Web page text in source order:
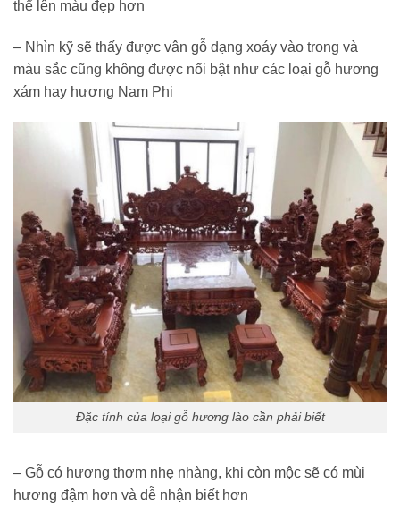
thể lên màu đẹp hơn
– Nhìn kỹ sẽ thấy được vân gỗ dạng xoáy vào trong và
màu sắc cũng không được nổi bật như các loại gỗ hương
xám hay hương Nam Phi
Đặc tính của loại gỗ hương lào cần phải biết
– Gỗ có hương thơm nhẹ nhàng, khi còn mộc sẽ có mùi
hương đậm hơn và dễ nhận biết hơn